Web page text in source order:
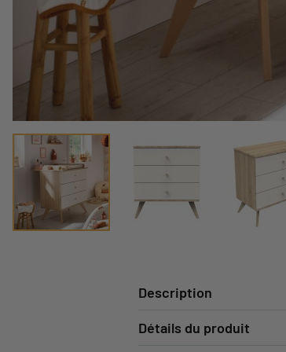
Description
Détails du produit